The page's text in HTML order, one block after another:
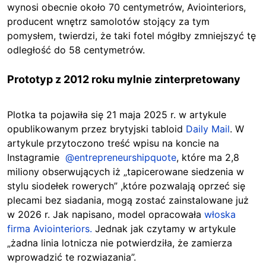
wynosi obecnie około 70 centymetrów, Aviointeriors,
producent wnętrz samolotów stojący za tym
pomysłem, twierdzi, że taki fotel mógłby zmniejszyć tę
odległość do 58 centymetrów.
Prototyp z 2012 roku mylnie zinterpretowany
Plotka ta pojawiła się 21 maja 2025 r. w artykule
opublikowanym przez brytyjski tabloid Daily Mail. W
artykule przytoczono treść wpisu na koncie na
Instagramie @entrepreneurshipquote, które ma 2,8
miliony obserwujących iż „tapicerowane siedzenia w
stylu siodełek rowerych” ,które pozwalają oprzeć się
plecami bez siadania, mogą zostać zainstalowane już
w 2026 r. Jak napisano, model opracowała włoska
firma Aviointeriors. Jednak jak czytamy w artykule
„żadna linia lotnicza nie potwierdziła, że zamierza
wprowadzić te rozwiazania”.